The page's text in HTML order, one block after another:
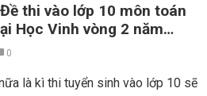
thi vào lớp 10 môn toán
Học Vinh vòng 2 năm
0
là kì thi tuyển sinh vào lớp 10 sẽ